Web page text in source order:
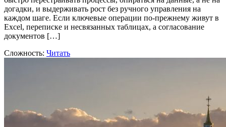
догадки, и выдерживать рост без ручного управления на
каждом шаге. Если ключевые операции по-прежнему живут в
Excel, переписке и несвязанных таблицах, а согласование
документов […]
Сложность: Читать